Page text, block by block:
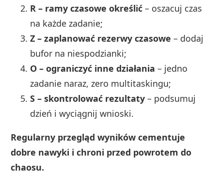
R – ramy czasowe określić – oszacuj czas
na każde zadanie;
Z – zaplanować rezerwy czasowe – dodaj
bufor na niespodzianki;
O – ograniczyć inne działania – jedno
zadanie naraz, zero multitaskingu;
S – skontrolować rezultaty – podsumuj
dzień i wyciągnij wnioski.
Regularny przegląd wyników cementuje
dobre nawyki i chroni przed powrotem do
chaosu.